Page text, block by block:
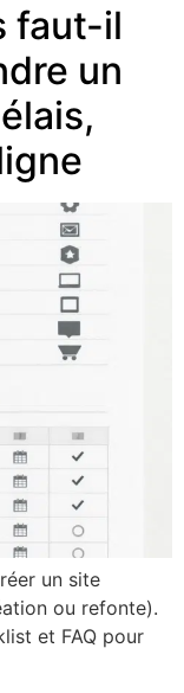
faut-il
un
un site
ou refonte).
et FAQ pour